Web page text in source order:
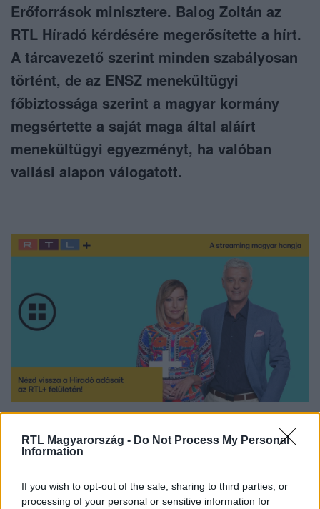
RTL Magyarország - Do Not Process My Personal
Information
If you wish to opt-out of the sale, sharing to third parties, or
processing of your personal or sensitive information for
Erőforrások minisztere. Balog Zoltán az
RTL Híradó kérdésére megerősítette a hírt.
A tárcavezető szerint minden szabályosan
történt, de az ENSZ menekültügyi
főbiztossága szerint a magyar kormány
megsértette a saját maga által aláírt
menekültügyi egyezményt, ha valóban
vallási alapon válogatott.
Itt állítsd be, hogy az RTL.hu az elsők között
legyen a Google-találatokban!